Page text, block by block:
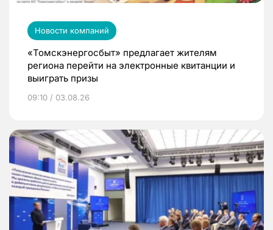
Новости компаний
«Томскэнергосбыт» предлагает жителям
региона перейти на электронные квитанции и
выиграть призы
09:10 / 03.08.26